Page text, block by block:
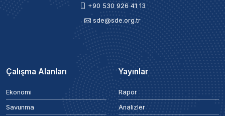
+90 530 926 41 13
sde@sde.org.tr
Çalışma Alanları
Ekonomi
Savunma
Yayınlar
Rapor
Analizler